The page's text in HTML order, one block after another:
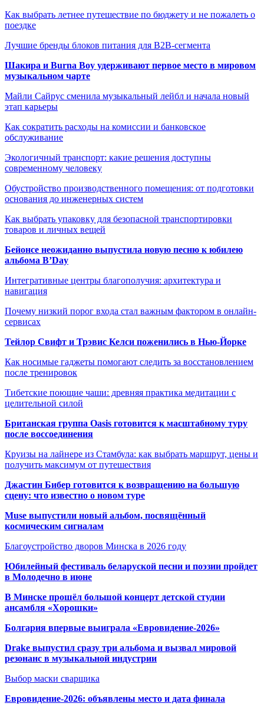
Как выбрать летнее путешествие по бюджету и не пожалеть о
поездке
Лучшие бренды блоков питания для B2B-сегмента
Шакира и Burna Boy удерживают первое место в мировом
музыкальном чарте
Майли Сайрус сменила музыкальный лейбл и начала новый
этап карьеры
Как сократить расходы на комиссии и банковское
обслуживание
Экологичный транспорт: какие решения доступны
современному человеку
Обустройство производственного помещения: от подготовки
основания до инженерных систем
Как выбрать упаковку для безопасной транспортировки
товаров и личных вещей
Бейонсе неожиданно выпустила новую песню к юбилею
альбома B’Day
Интегративные центры благополучия: архитектура и
навигация
Почему низкий порог входа стал важным фактором в онлайн-
сервисах
Тейлор Свифт и Трэвис Келси поженились в Нью-Йорке
Как носимые гаджеты помогают следить за восстановлением
после тренировок
Тибетские поющие чаши: древняя практика медитации с
целительной силой
Британская группа Oasis готовится к масштабному туру
после воссоединения
Круизы на лайнере из Стамбула: как выбрать маршрут, цены и
получить максимум от путешествия
Джастин Бибер готовится к возвращению на большую
сцену: что известно о новом туре
Muse выпустили новый альбом, посвящённый
космическим сигналам
Благоустройство дворов Минска в 2026 году
Юбилейный фестиваль беларуской песни и поэзии пройдет
в Молодечно в июне
В Минске прошёл большой концерт детской студии
ансамбля «Хорошки»
Болгария впервые выиграла «Евровидение-2026»
Drake выпустил сразу три альбома и вызвал мировой
резонанс в музыкальной индустрии
Выбор маски сварщика
Евровидение-2026: объявлены место и дата финала